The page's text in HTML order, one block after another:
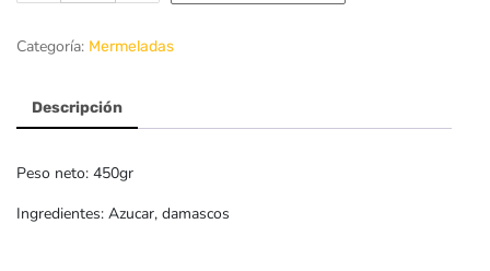
450gr
quantity
Categoría: Mermeladas
Descripción
Peso neto: 450gr
Ingredientes: Azucar, damascos